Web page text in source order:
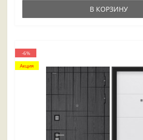
В КОРЗИНУ
-6%
Акция